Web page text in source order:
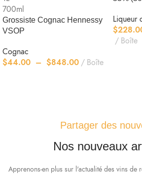
700ml
Grossiste Cognac Hennessy
VSOP
Cognac
$44.00 – $848.00 Boîte
Liqueur
$
Boîte
Partager des
Nos nouveaux
Apprenons-en plus sur l'actualité des vins de